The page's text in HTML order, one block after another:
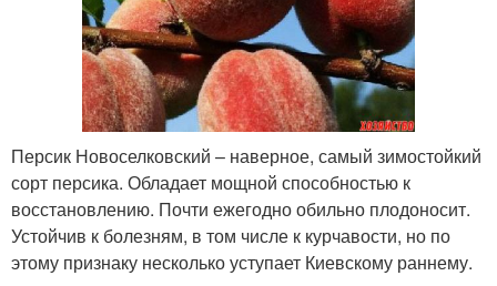
Персик Новоселковский – наверное, самый зимостойкий
сорт персика. Обладает мощной способностью к
восстановлению. Почти ежегодно обильно плодоносит.
Устойчив к болезням, в том числе к курчавости, но по
этому признаку несколько уступает Киевскому раннему.